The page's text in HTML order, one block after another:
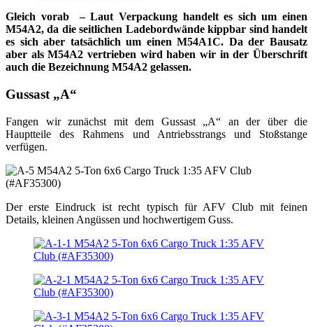
Gleich vorab – Laut Verpackung handelt es sich um einen
M54A2, da die seitlichen Ladebordwände kippbar sind handelt
es sich aber tatsächlich um einenM54A1C. Da der Bausatz
aber als M54A2 vertrieben wird haben wir in der Überschrift
auch die Bezeichnung M54A2 gelassen.
Gussast „A“
Fangen wir zunächst mit dem Gussast „A“ an der über die
Hauptteile des Rahmens und Antriebsstrangs und Stoßstange
verfügen.
Der erste Eindruck ist recht typisch für AFV Club mit feinen
Details, kleinen Angüssen und hochwertigem Guss.